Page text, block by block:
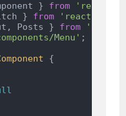
} from 'react'
} from
'react-
Posts } from
'pages'
Menu' ;
{